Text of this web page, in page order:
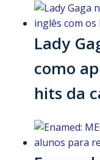
Lady
como
hits da